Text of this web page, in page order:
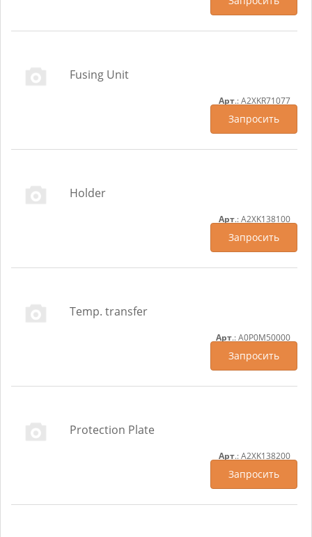
Fusing Unit
Арт.: A2XKR71077
Запросить
Holder
Арт.: A2XK138100
Запросить
Temp. transfer
Арт.: A0P0M50000
Запросить
Protection Plate
Арт.: A2XK138200
Запросить